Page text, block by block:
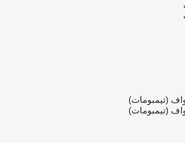
(تيمبومات)
(تيمبومات)